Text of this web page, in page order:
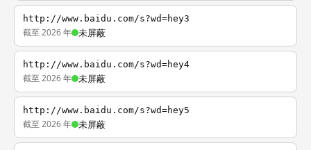
http://www.baidu.com/s?wd=hey3
截至 2026 年 未屏蔽
http://www.baidu.com/s?wd=hey4
截至 2026 年 未屏蔽
http://www.baidu.com/s?wd=hey5
截至 2026 年 未屏蔽